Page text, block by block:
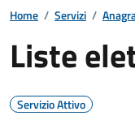
Home / Servizi /
Liste
Servizio Attivo